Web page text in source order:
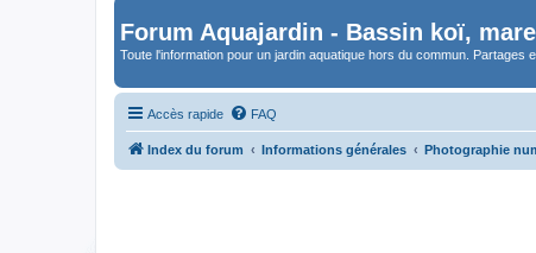
Forum Aquajardin - Bassin koï,
Toute l'information pour un jardin aquatique hors du commun. Partages
Accès rapide FAQ
Index du forum Informations générales Photographie